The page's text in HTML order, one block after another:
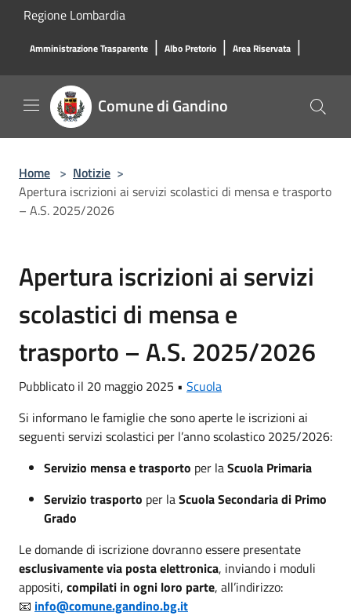
Salta al contenuto principale
Regione Lombardia
Amministrazione Trasparente | Albo Pretorio | Area Riservata |
Comune di Gandino
Home > Notizie >
Apertura iscrizioni ai servizi scolastici di mensa e trasporto
– A.S. 2025/2026
Apertura iscrizioni ai servizi
scolastici di mensa e
trasporto – A.S. 2025/2026
Pubblicato il 20 maggio 2025 • Scuola
Si informano le famiglie che sono aperte le iscrizioni ai
seguenti servizi scolastici per l’anno scolastico 2025/2026:
Servizio mensa e trasporto per laScuola Primaria
Servizio trasporto per laScuola Secondaria di Primo
Grado
Le domande di iscrizione dovranno essere presentate
esclusivamente via posta elettronica, inviando i moduli
appositi, compilati in ogni loro parte, all’indirizzo:
📧 info@comune.gandino.bg.it